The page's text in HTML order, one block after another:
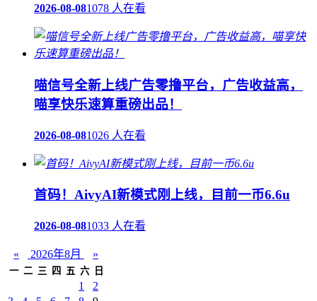
2026-08-081078 人在看
喵信号全新上线广告零撸平台，广告收益高，
喵享快乐速算重磅出品！
2026-08-081026 人在看
首码！AivyAI新模式刚上线，目前一币6.6u
2026-08-081033 人在看
« 2026年8月 »
一 二 三 四 五 六 日
1
2